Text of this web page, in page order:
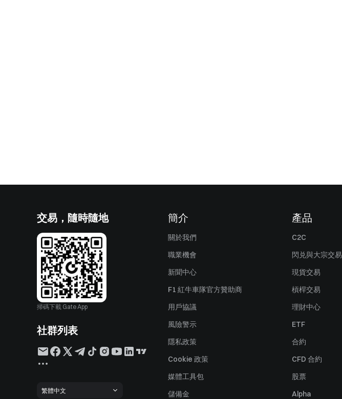
交易，隨時隨地
掃碼下載 Gate App
社群列表
繁體中文
簡介
關於我們
職業機會
新聞中心
F1 紅牛車隊官方贊助商
用戶協議
風險警示
隱私政策
Cookie 政策
媒體工具包
儲備金
產品
C2C
閃兑與大宗交易
現貨交易
槓桿交易
理財中心
ETF
合約
CFD 合約
股票
Alpha